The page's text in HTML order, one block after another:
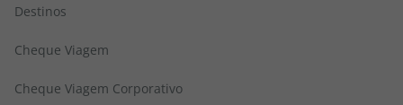
Destinos
Cheque Viagem
Cheque Viagem Corporativo